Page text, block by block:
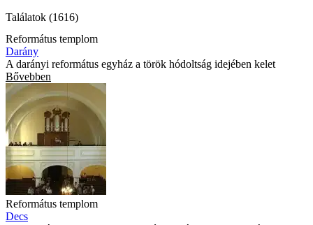
Találatok (1616)
Református templom
Darány
A darányi református egyház a török hódoltság idejében kelet
Bővebben
Református templom
Decs